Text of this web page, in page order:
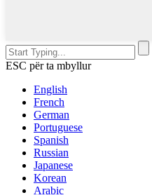
ESC për ta mbyllur
English
French
German
Portuguese
Spanish
Russian
Japanese
Korean
Arabic